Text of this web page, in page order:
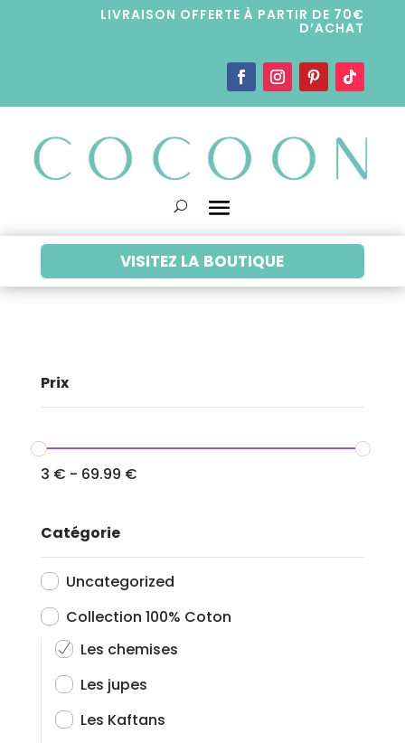
LIVRAISON OFFERTE À PARTIR DE 70€
D’ACHAT
VISITEZ LA BOUTIQUE
Prix
3 € - 69.99 €
Catégorie
Uncategorized
Collection 100% Coton
Les chemises
Les jupes
Les Kaftans